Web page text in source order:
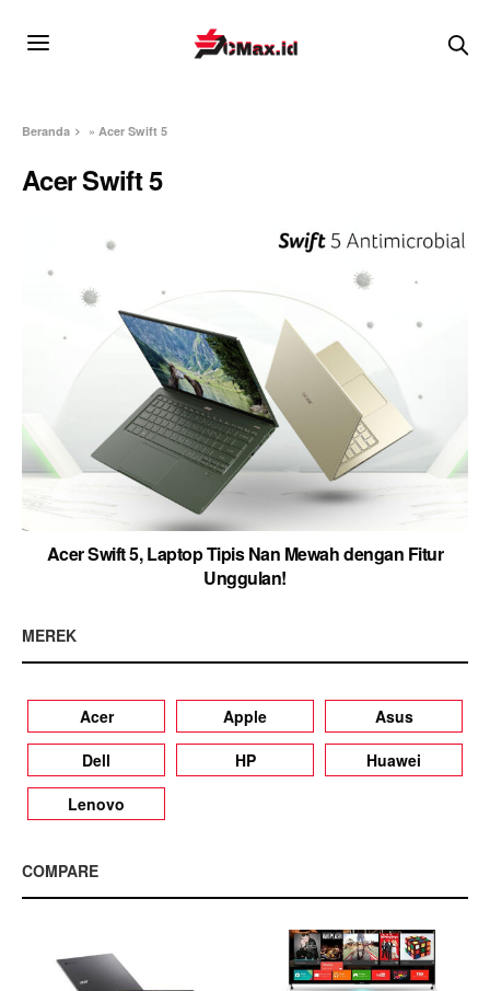
Beranda » Acer Swift 5
Acer Swift 5
Acer Swift 5, Laptop Tipis Nan Mewah dengan Fitur
Unggulan!
MEREK
Acer Apple
Asus
Dell
HP
Huawei
Lenovo
COMPARE